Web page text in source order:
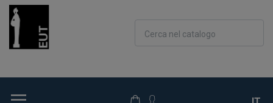
Cerca nel catalogo